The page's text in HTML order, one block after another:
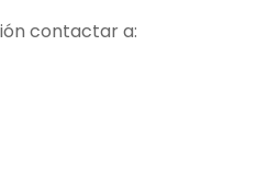
contactar a: